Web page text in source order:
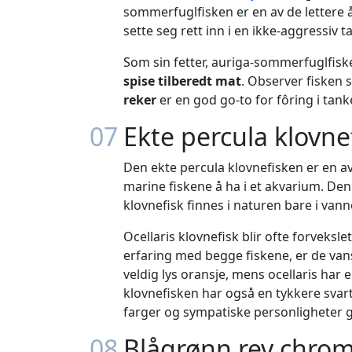
sommerfuglfisken er en av de lettere
sette seg rett inn i en ikke-aggressiv
Som sin fetter, auriga-
spise tilberedt mat. Observer fisken
reker er en god go-to for fôring i
07 Ekte percula
Den ekte percula klovnefisken er en
marine fiskene å ha i et akvarium.
klovnefisk finnes i naturen bare i
Ocellaris klovnefisk blir ofte
erfaring med begge fiskene, er de
veldig lys oransje, mens ocellaris
klovnefisken har også en tykkere
farger og sympatiske personligheter